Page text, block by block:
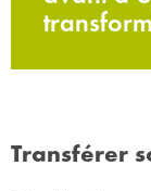
Transférer